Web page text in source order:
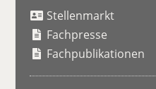
Stellenmarkt
Fachpresse
Fachpublikationen